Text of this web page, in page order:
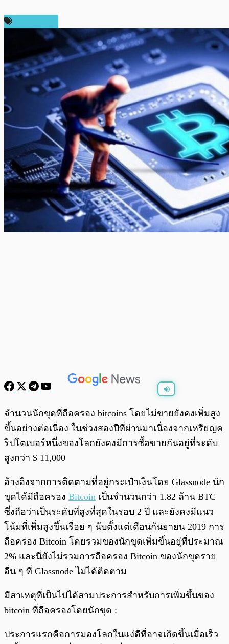
พร้อมเล่น 0:00 0:00
จำนวนนักขุดที่ถือครอง bitcoins โดยไม่ขายยังคงเพิ่มสูง
ขึ้นอย่างต่อเนื่อง ในช่วงสองปีที่ผ่านมาเนื่องจากเหรียญค
ริปโตเบอร์หนึ่งของโลกยังคงมีการซื้อขายกันอยู่ที่ระดับ
สูงกว่า $ 11,000
อ้างอิงจากการติดตามที่อยู่กระเป๋าเงินโดย Glassnode นัก
ขุดได้มีถือครอง Bitcoin เป็นจำนวนกว่า 1.82 ล้าน BTC
ซึ่งถือว่าเป็นระดับที่สูงที่สุดในรอบ 2 ปี และยังคงมีแนว
โน้มที่เพิ่มสูงขึ้นเรื่อย ๆ นับตั้งแต่เดือนกันยายน 2019 การ
ถือครอง Bitcoin โดยรวมของนักขุดเพิ่มขึ้นอยู่ที่ประมาณ
2% และนี่ยังไม่รวมการถือครอง Bitcoin ของนักขุดราย
อื่น ๆ ที่ Glassnode ไม่ได้ติดตาม
มีสาเหตุที่เป็นไปได้สามประการสำหรับการเพิ่มขึ้นของ
bitcoin ที่ถือครองโดยนักขุด :
ประการแรกคือการมองโลกในแง่ดีที่อาจเกิดขึ้นเมื่อเร็ว